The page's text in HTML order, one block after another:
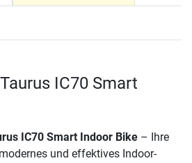
IC70 Smart
IC70 Smart Indoor Bike – Ihre
und effektives Indoor-